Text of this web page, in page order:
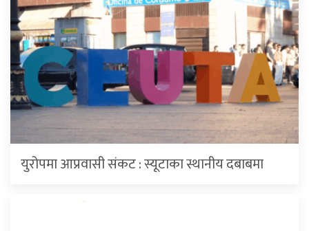
युरोपमा आप्रवासी संकट : स्यूटाका स्थानीय दबाबमा